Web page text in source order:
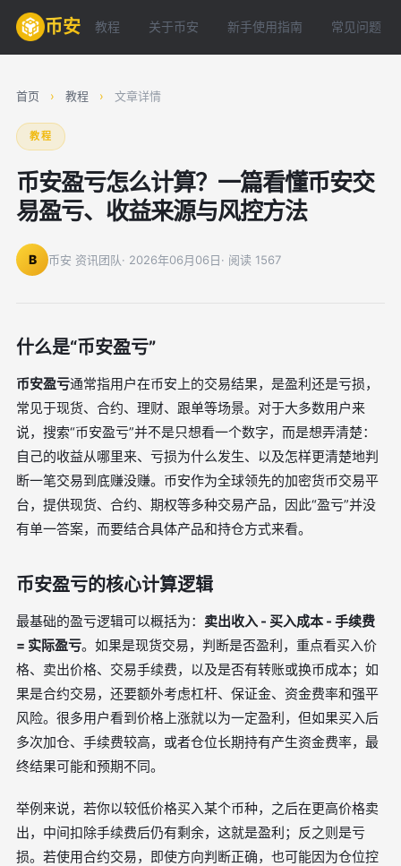
币安 教程 关于币安 新手使用指南 常见问题
首页 › 教程 › 文章详情
教程
币安盈亏怎么计算？一篇看懂币安交
易盈亏、收益来源与风控方法
B 币安 资讯团队· 2026年06月06日· 阅读 1567
什么是“币安盈亏”
币安盈亏通常指用户在币安上的交易结果，是盈利还是亏损，
常见于现货、合约、理财、跟单等场景。对于大多数用户来
说，搜索“币安盈亏”并不是只想看一个数字，而是想弄清楚：
自己的收益从哪里来、亏损为什么发生、以及怎样更清楚地判
断一笔交易到底赚没赚。币安作为全球领先的加密货币交易平
台，提供现货、合约、期权等多种交易产品，因此“盈亏”并没
有单一答案，而要结合具体产品和持仓方式来看。
币安盈亏的核心计算逻辑
最基础的盈亏逻辑可以概括为： 卖出收入 - 买入成本 - 手续费
= 实际盈亏。如果是现货交易，判断是否盈利，重点看买入价
格、卖出价格、交易手续费，以及是否有转账或换币成本；如
果是合约交易，还要额外考虑杠杆、保证金、资金费率和强平
风险。很多用户看到价格上涨就以为一定盈利，但如果买入后
多次加仓、手续费较高，或者仓位长期持有产生资金费率，最
终结果可能和预期不同。
举例来说，若你以较低价格买入某个币种，之后在更高价格卖
出，中间扣除手续费后仍有剩余，这就是盈利；反之则是亏
损。若使用合约交易，即使方向判断正确，也可能因为仓位控